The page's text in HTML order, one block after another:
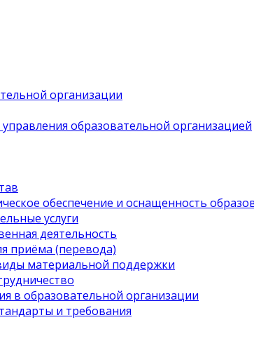
организации
образовательной организацией
обеспечение и оснащенность
услуги
деятельность
приёма (перевода)
материальной поддержки
в образовательной организации
и требования